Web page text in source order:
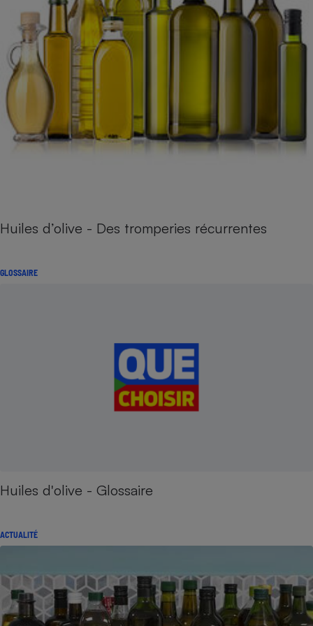
Huiles d’olive - Des tromperies récurrentes
GLOSSAIRE
Huiles d'olive - Glossaire
ACTUALITÉ